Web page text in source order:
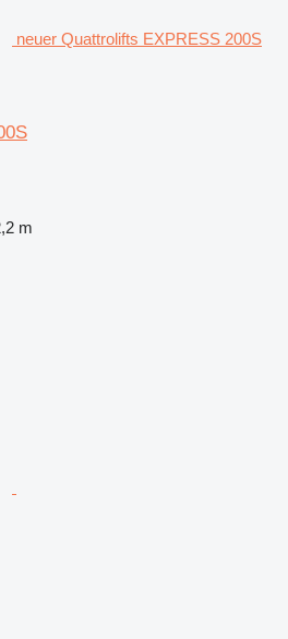
neuer Quattrolifts EXPRESS 200S
m